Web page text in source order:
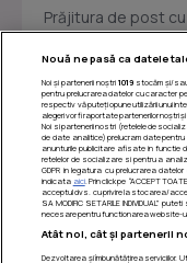
Prăjitura de post
sau...
Nouă ne pasă ca datele
Noi și partenerii noștri 1019stocăm și/sau
pentru prelucrarea datelor cu caracter
respectiv vă puteți opune utilizării unui
alegeri vor fi raportate partenerilor noștri
Noi si partenerii nostri (retelele de
de date analitice) prelucram date
anunturile publicitare afisate in functie
retelelor de socializare si pentru a
GDPR in legatura cu prelucrarea
indicata aici. Prin click pe “ACCEPT
acceptul dvs. cu privire la stocarea/
SA MODIFIC SETARILE INDIVIDUAL”
necesare pentru functionarea website-
Atât noi, cât și partenerii
Dezvoltarea și îmbunătățirea serviciilor.